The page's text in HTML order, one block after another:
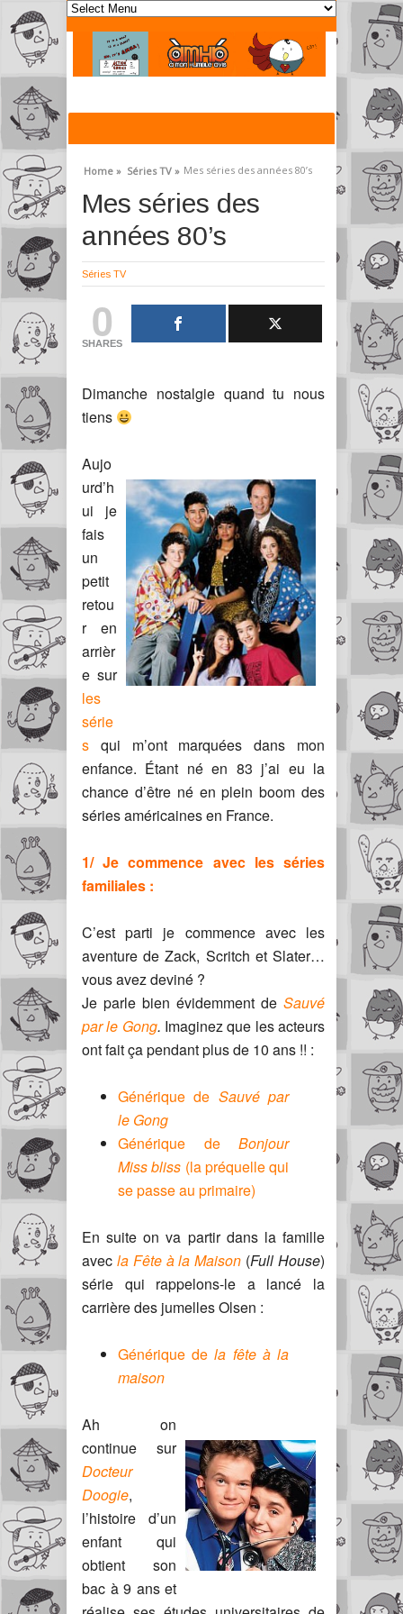
Home » Séries TV » Mes séries des années 80’s
Mes séries des
années 80’s
Séries TV
0
SHARES
Dimanche nostalgie quand tu nous
tiens
Aujo
urd’h
ui je
fais
un
petit
retou
r en
arrièr
e sur
les
série
s qui m’ont marquées dans mon
enfance. Étant né en 83 j’ai eu la
chance d’être né en plein boom des
séries américaines en France.
1/ Je commence avec les séries
familiales :
C’est parti je commence avec les
aventure de Zack, Scritch et Slater…
vous avez deviné ?
Je parle bien évidemment de Sauvé
par le Gong. Imaginez que les acteurs
ont fait ça pendant plus de 10 ans !! :
Générique de Sauvé par
le Gong
Générique de Bonjour
Miss bliss (la préquelle qui
se passe au primaire)
En suite on va partir dans la famille
avec la Fête à la Maison (Full House)
série qui rappelons-le a lancé la
carrière des jumelles Olsen :
Générique dela fête à la
maison
Ah on
continue sur
Docteur
Doogie,
l’histoire d’un
enfant qui
obtient son
bac à 9 ans et